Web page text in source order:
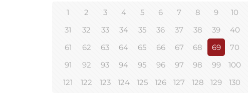
1 2 3 4 5 6 7 8 9 10
31
32 33 34 35 36 37 38 39 40
61
62 63 64 65 66 67 68 69 70
91
92 93 94 95 96 97 98 99 100
121
122 123 124 125 126 127 128 129 130